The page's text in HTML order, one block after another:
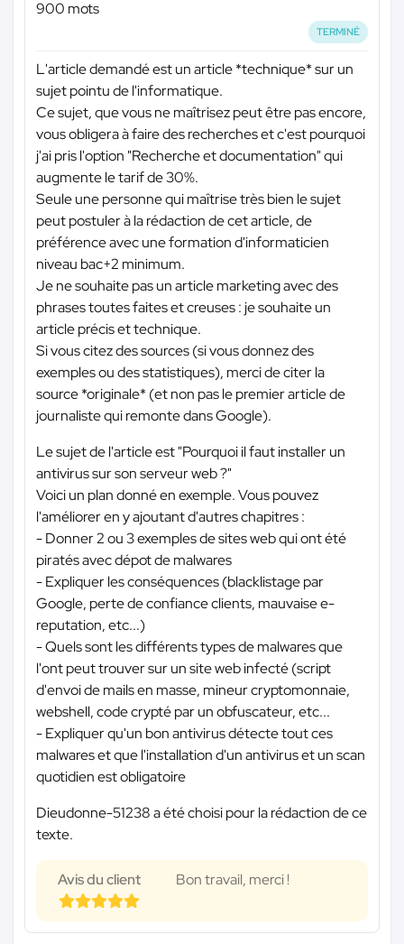
900 mots
TERMINÉ
L'article demandé est un article *technique* sur un
sujet pointu de l'informatique.
Ce sujet, que vous ne maîtrisez peut être pas encore,
vous obligera à faire des recherches et c'est pourquoi
j'ai pris l'option "Recherche et documentation" qui
augmente le tarif de 30%.
Seule une personne qui maîtrise très bien le sujet
peut postuler à la rédaction de cet article, de
préférence avec une formation d'informaticien
niveau bac+2 minimum.
Je ne souhaite pas un article marketing avec des
phrases toutes faites et creuses : je souhaite un
article précis et technique.
Si vous citez des sources (si vous donnez des
exemples ou des statistiques), merci de citer la
source *originale* (et non pas le premier article de
journaliste qui remonte dans Google).
Le sujet de l'article est "Pourquoi il faut installer un
antivirus sur son serveur web ?"
Voici un plan donné en exemple. Vous pouvez
l'améliorer en y ajoutant d'autres chapitres :
- Donner 2 ou 3 exemples de sites web qui ont été
piratés avec dépot de malwares
- Expliquer les conséquences (blacklistage par
Google, perte de confiance clients, mauvaise e-
reputation, etc...)
- Quels sont les différents types de malwares que
l'ont peut trouver sur un site web infecté (script
d'envoi de mails en masse, mineur cryptomonnaie,
webshell, code crypté par un obfuscateur, etc...
- Expliquer qu'un bon antivirus détecte tout ces
malwares et que l'installation d'un antivirus et un scan
quotidien est obligatoire
Dieudonne-51238 a été choisi pour la rédaction de ce
texte.
Avis du client Bon travail, merci !